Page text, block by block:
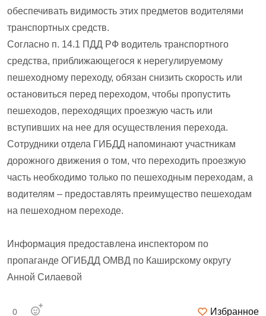
обеспечивать видимость этих предметов водителями
транспортных средств.
Согласно п. 14.1 ПДД РФ водитель транспортного
средства, приближающегося к нерегулируемому
пешеходному переходу, обязан снизить скорость или
остановиться перед переходом, чтобы пропустить
пешеходов, переходящих проезжую часть или
вступивших на нее для осуществления перехода.
Сотрудники отдела ГИБДД напоминают участникам
дорожного движения о том, что переходить проезжую
часть необходимо только по пешеходным переходам, а
водителям – предоставлять преимущество пешеходам
на пешеходном переходе.
Информация предоставлена инспектором по
пропаганде ОГИБДД ОМВД по Каширскому округу
Анной Силаевой
0 Избранное